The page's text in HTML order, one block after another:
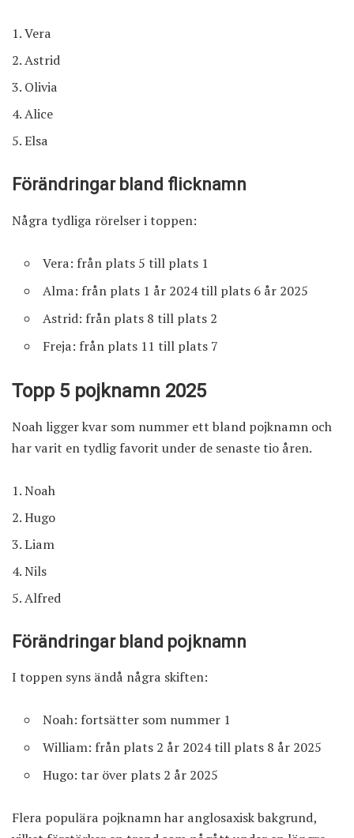
Vera
Astrid
Olivia
Alice
Elsa
Förändringar bland flicknamn
Några tydliga rörelser i toppen:
Vera: från plats 5 till plats 1
Alma: från plats 1 år 2024 till plats 6 år 2025
Astrid: från plats 8 till plats 2
Freja: från plats 11 till plats 7
Topp 5 pojknamn 2025
Noah ligger kvar som nummer ett bland pojknamn och
har varit en tydlig favorit under de senaste tio åren.
Noah
Hugo
Liam
Nils
Alfred
Förändringar bland pojknamn
I toppen syns ändå några skiften:
Noah: fortsätter som nummer 1
William: från plats 2 år 2024 till plats 8 år 2025
Hugo: tar över plats 2 år 2025
Flera populära pojknamn har anglosaxisk bakgrund,